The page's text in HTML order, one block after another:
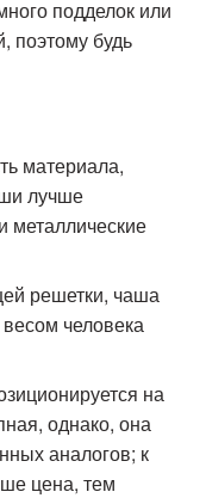
подделок или
поэтому будь
материала,
лучше
металлические
решетки, чаша
человека
на
однако, она
аналогов; к
цена, тем